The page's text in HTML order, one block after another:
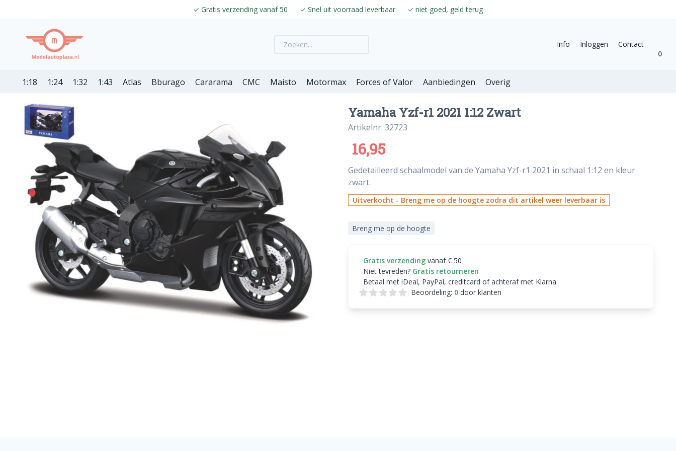
✓ Gratis verzending vanaf 50 ✓ Snel uit voorraad leverbaar ✓ niet goed, geld terug
Info Inloggen
Contact
0
1:18 1:24 1:32 1:43 Atlas Bburago Cararama CMC Maisto Motormax Forces of Valor Aanbiedingen Overig
Yamaha Yzf-r1 2021 1:12 Zwart
Artikelnr: 32723
16,95
Gedetailleerd schaalmodel van de Yamaha Yzf-r1 2021 in schaal 1:12 en kleur
zwart.
Uitverkocht - Breng me op de hoogte zodra dit artikel weer leverbaar is
Breng me op de hoogte
Gratis verzending vanaf € 50
Niet tevreden? Gratis retourneren
Betaal met iDeal, PayPal, creditcard of achteraf met Klarna
Beoordeling: 0door klanten